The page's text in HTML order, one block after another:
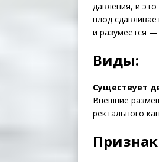
давления, и
плод
и разумеется —
Виды:
Существует
Внешние
ректального